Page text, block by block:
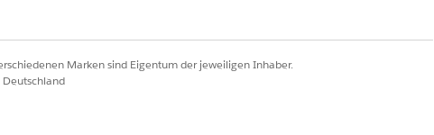
Marken sind Eigentum der jeweiligen Inhaber.